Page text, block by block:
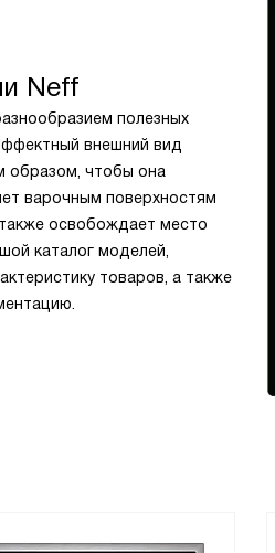
Neff
полезных
внешний вид
образом, чтобы она
варочным поверхностям
освобождает место
каталог моделей,
товаров, а также